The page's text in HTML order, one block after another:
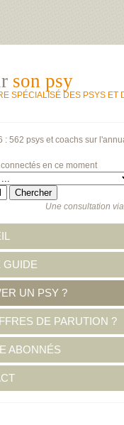
son psy
SPÉCIALISÉ DES PSYS ET
: 562 psys et coachs sur
connectés en ce moment
Une consultation
GUIDE
UN PSY ?
DE PARUTION ?
ABONNÉS